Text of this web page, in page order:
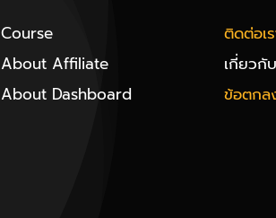
Course
About Affiliate
About Dashboard
ติดต่อเ
เกี่ยวกับ
ข้อตกล